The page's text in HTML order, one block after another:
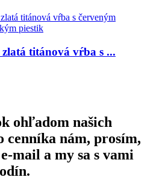
titánová vŕba s ...
ohľadom našich
cenníka nám, prosím,
mail a my sa s vami